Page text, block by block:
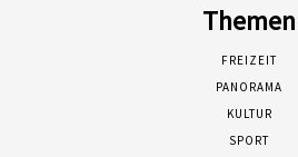
Themen
FREIZEIT
PANORAMA
KULTUR
SPORT